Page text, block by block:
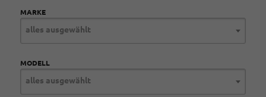
MARKE
alles ausgewählt
MODELL
alles ausgewählt